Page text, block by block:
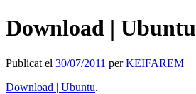
Download | Ubuntu
Publicat el 30/07/2011 per KEIFAREM
Download | Ubuntu.